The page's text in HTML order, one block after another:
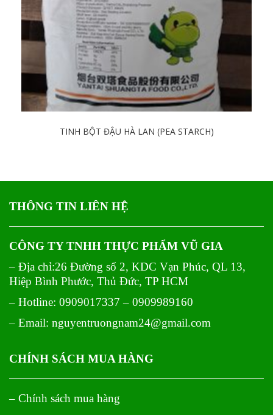
TINH BỘT ĐẬU HÀ LAN (PEA STARCH)
THÔNG TIN LIÊN HỆ
CÔNG TY TNHH THỰC PHẨM VŨ GIA
– Địa chỉ:26 Đường số 2, KDC Vạn Phúc, QL 13,
Hiệp Bình Phước, Thủ Đức, TP HCM
– Hotline: 0909017337 – 0909989160
– Email: nguyentruongnam24@gmail.com
CHÍNH SÁCH MUA HÀNG
– Chính sách mua hàng